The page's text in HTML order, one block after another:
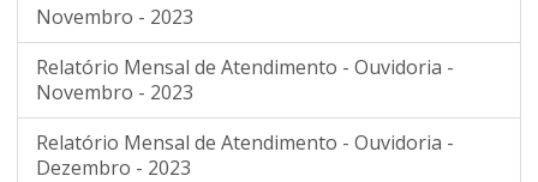
Novembro - 2023
Relatório Mensal de Atendimento - Ouvidoria -
Novembro - 2023
Relatório Mensal de Atendimento - Ouvidoria -
Dezembro - 2023